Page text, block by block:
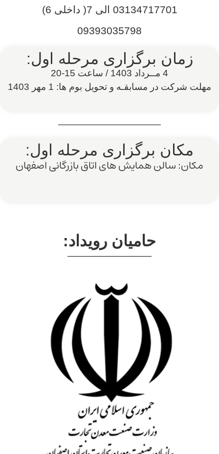
03134717701 الی 7( داخلی 6)
09393035798
زمان برگزاری مرحله اول:
4 مــرداد 1403 / ساعت 15-20
مهلت شرکت در مسابقـه و تحویل بوم ها: 1 مهر 1403
مکان برگزاری مرحله اول:
مکان: سالن همایش های اتاق بازرگانی اصفهان
حامیان رویداد: